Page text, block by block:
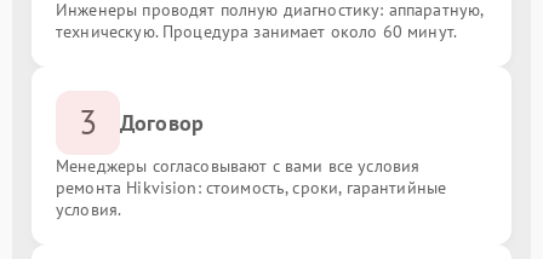
Инженеры проводят полную диагностику: аппаратную,
техническую. Процедура занимает около 60 минут.
3 Договор
Менеджеры согласовывают с вами все условия
ремонта Hikvision: стоимость, сроки, гарантийные
условия.